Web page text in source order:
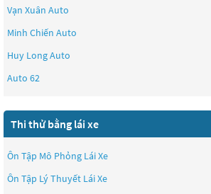
Vạn Xuân Auto
Minh Chiến Auto
Huy Long Auto
Auto 62
Thi thử bằng lái xe
Ôn Tập Mô Phỏng Lái Xe
Ôn Tập Lý Thuyết Lái Xe